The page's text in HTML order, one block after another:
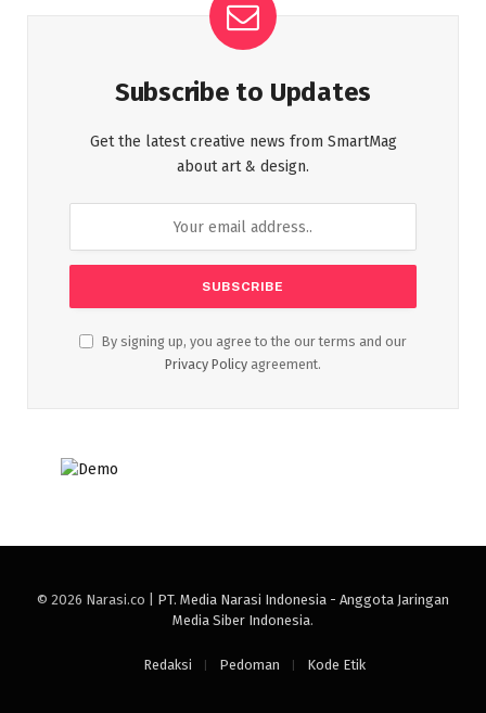
Subscribe to Updates
Get the latest creative news from SmartMag
about art & design.
By signing up, you agree to the our terms and our
Privacy Policy agreement.
© 2026 Narasi.co | PT. Media Narasi Indonesia - Anggota Jaringan
Media Siber Indonesia.
Redaksi Pedoman Kode Etik